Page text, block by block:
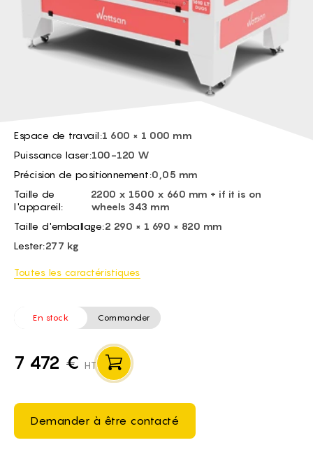
BG -
EL -
CS -
Espace de travail:1 600 × 1 000 mm
Puissance laser:100-120 W
Précision de positionnement:0,05 mm
Taille de
l'appareil:
2200 x 1500 x 660 mm + if it is on
wheels 343 mm
Taille d'emballage:2 290 × 1 690 × 820 mm
Lester:277 kg
Toutes les caractéristiques
En stock Commander
7 472 € HT
Demander à être contacté